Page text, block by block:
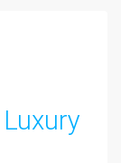
Luxury